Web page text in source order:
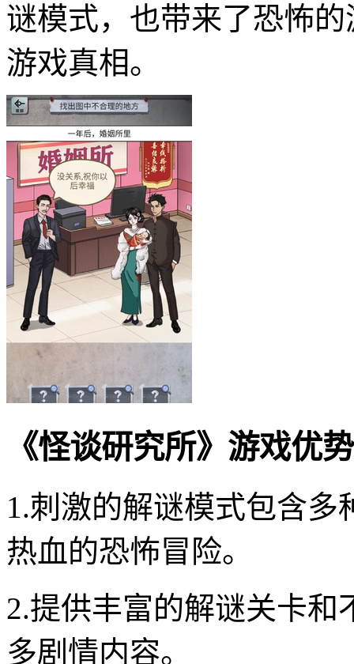
谜模式，也带来了恐怖
游戏真相。
《怪谈研究所》游戏优
1.刺激的解谜模式包含
热血的恐怖冒险。
2.提供丰富的解谜关卡
多剧情内容。